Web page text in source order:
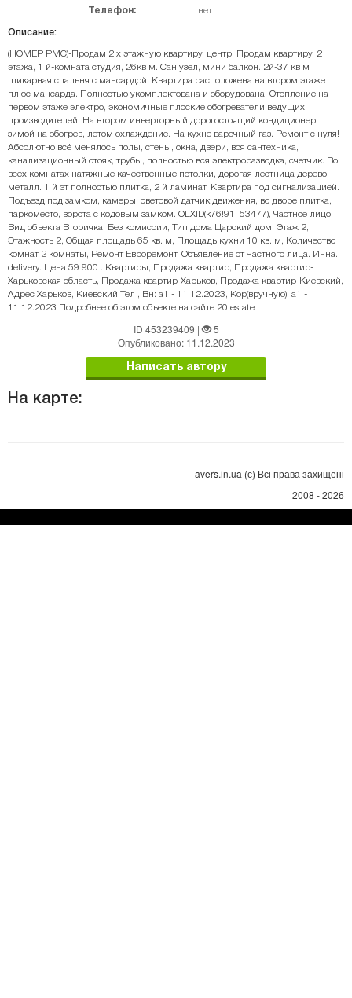
Телефон:
нет
Описание:
(НОМЕР PMC)-Продам 2 х этажную квартиру, центр. Продам квартиру, 2
этажа, 1 й-комната студия, 26кв м. Сан узел, мини балкон. 2й-37 кв м
шикарная спальня с мансардой. Квартира расположена на втором этаже
плюс мансарда. Полностью укомплектована и оборудована. Отопление на
первом этаже электро, экономичные плоские обогреватели ведущих
производителей. На втором инверторный дорогостоящий кондиционер,
зимой на обогрев, летом охлаждение. На кухне варочный газ. Ремонт с нуля!
Абсолютно всё менялось полы, стены, окна, двери, вся сантехника,
канализационный стояк, трубы, полностью вся электроразводка, счетчик. Во
всех комнатах натяжные качественные потолки, дорогая лестница дерево,
металл. 1 й эт полностью плитка, 2 й ламинат. Квартира под сигнализацией.
Подъезд под замком, камеры, световой датчик движения, во дворе плитка,
паркоместо, ворота с кодовым замком. OLXID(к76!91, 53477), Частное лицо,
Вид объекта Вторичка, Без комиссии, Тип дома Царский дом, Этаж 2,
Этажность 2, Общая площадь 65 кв. м, Площадь кухни 10 кв. м, Количество
комнат 2 комнаты, Ремонт Евроремонт. Объявление от Частного лица. Инна.
delivery. Цена 59 900 . Квартиры, Продажа квартир, Продажа квартир-
Харьковская область, Продажа квартир-Харьков, Продажа квартир-Киевский,
Адрес Харьков, Киевский Тел , Вн: a1 - 11.12.2023, Кор(вручную): a1 -
11.12.2023 Подробнее об этом объекте на сайте 20.estate
ID 453239409 |
5
Опубликовано: 11.12.2023
Написать автору
На карте:
avers.in.ua (с) Всі права захищені
2008 - 2026